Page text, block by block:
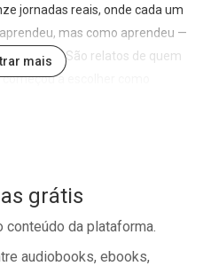
jornadas reais, onde cada um
mas como aprendeu —
despertar. São relatos de quem
a escolher como
com voz própria, que descobriu
de você. E o próximo
mais
grátis
da plataforma.
audiobooks, ebooks,